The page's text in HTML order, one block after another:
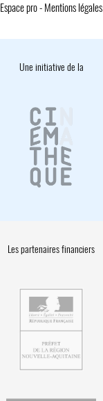
Espace pro- Mentions légales
Une initiative de la
Les partenaires financiers